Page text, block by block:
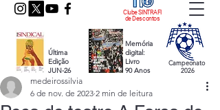
Clube SINTRAFI
de Descontos
Última
Edição
JUN-26
Memória
digital:
Livro
90 Anos
Campeonato
2026
medeirossilvia
6 de nov. de 2023 2 min de leitura